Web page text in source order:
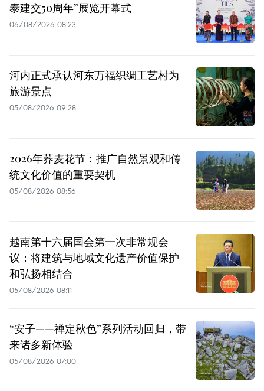
泰建交50周年”展览开幕式
06/08/2026 08:23
河内正式承认河东万福织绸工艺村为
旅游景点
05/08/2026 09:28
2026年荞麦花节：推广自然景观和传
统文化价值的重要契机
05/08/2026 08:56
越南第十六届国会第一次非常规会
议：将建筑与地域文化遗产价值保护
和弘扬相结合
05/08/2026 08:11
“安子——禅定秋色”系列活动回归，带
来诸多新体验
05/08/2026 07:00